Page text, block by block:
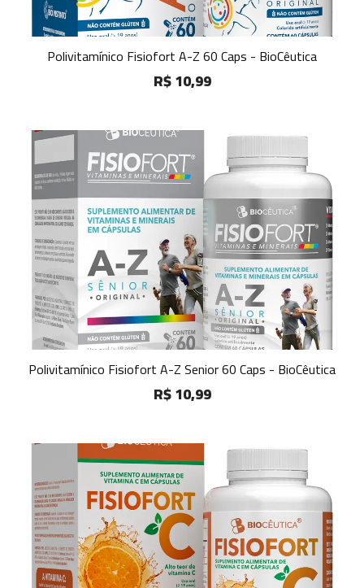
Polivitamínico Fisiofort A-Z 60 Caps - BioCêutica
R$ 10,99
Polivitamínico Fisiofort A-Z Senior 60 Caps - BioCêutica
R$ 10,99